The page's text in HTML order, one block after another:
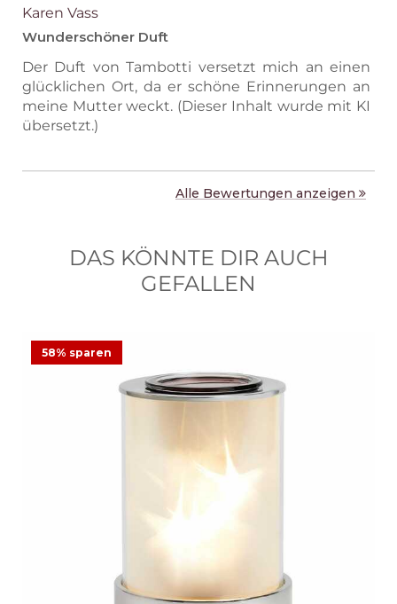
Karen Vass
Wunderschöner Duft
Der Duft von Tambotti versetzt mich an einen
glücklichen Ort, da er schöne Erinnerungen an
meine Mutter weckt. (Dieser Inhalt wurde mit KI
übersetzt.)
Alle Bewertungen anzeigen
DAS KÖNNTE DIR AUCH
GEFALLEN
58% sparen